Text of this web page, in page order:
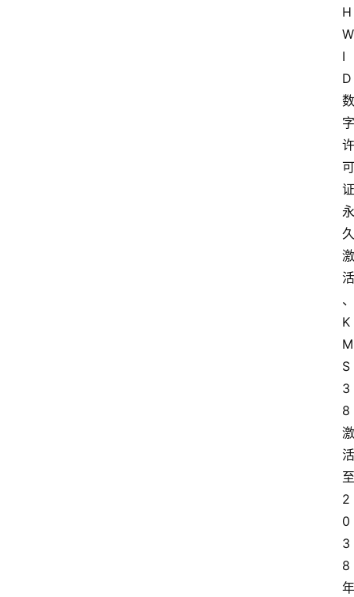
H
W
I
D
数
字
许
可
证
永
久
激
活
、
K
M
S
3
8
激
活
至
2
0
3
8
年